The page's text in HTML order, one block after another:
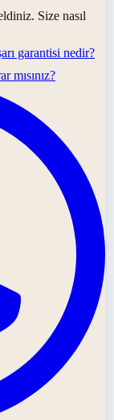
Size nasıl
garantisi nedir?
mısınız?